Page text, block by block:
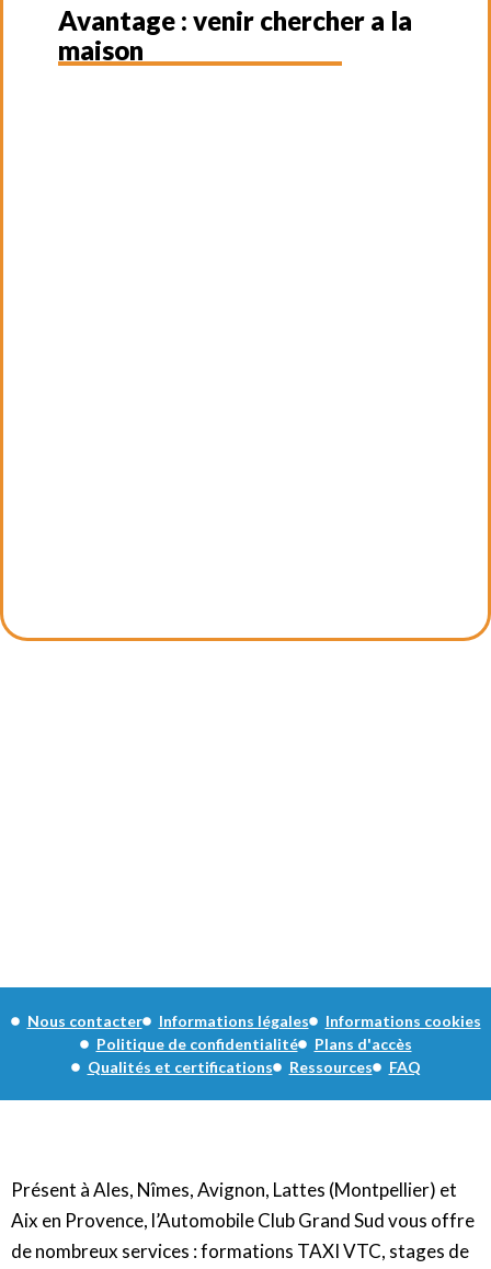
Avantage : venir chercher a la
maison
Nous contacter Informations légales
Informations cookies
Politique de confidentialité
Plans d'accès
Qualités et certifications
Ressources FAQ
Présent à Ales, Nîmes, Avignon, Lattes (Montpellier) et
Aix en Provence, l’Automobile Club Grand Sud vous offre
de nombreux services : formations TAXI VTC, stages de